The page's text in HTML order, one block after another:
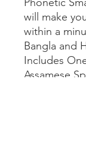
will make
within a
Bangla and
Includes
Assamese